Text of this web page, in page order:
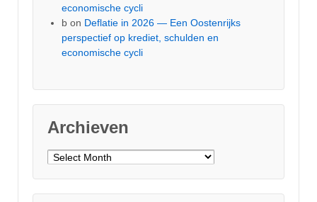
economische cycli
b on Deflatie in 2026 — Een Oostenrijks
perspectief op krediet, schulden en
economische cycli
Archieven
Archieven